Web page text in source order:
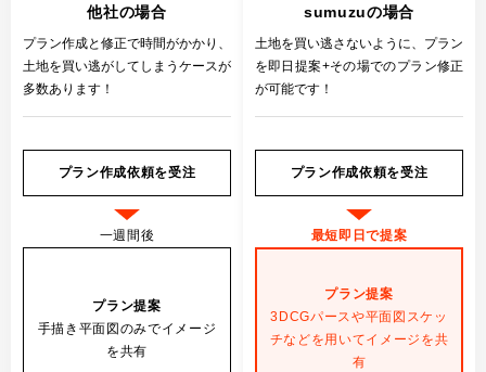
他社の場合
プラン作成と修正で時間がかかり、
土地を買い逃がしてしまうケースが
多数あります！
プラン作成依頼を受注
一週間後
プラン提案
手描き平面図のみでイメージ
を共有
sumuzuの場合
土地を買い逃さないように、 プラン
を即日提案+その場でのプラン修正
が可能です！
プラン作成依頼を受注
最短即日で提案
プラン提案
3DCGパースや平面図スケッ
チなどを用いてイメージを共
有